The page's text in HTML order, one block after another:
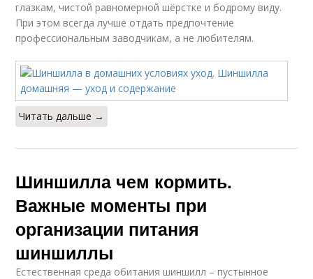
глазкам, чистой равномерной шёрстке и бодрому виду.
При этом всегда лучше отдать предпочтение
профессиональным заводчикам, а не любителям.
Читать дальше →
Шиншилла чем кормить.
Важные моменты при
организации питания
шиншиллы
Естественная среда обитания шиншилл – пустынное